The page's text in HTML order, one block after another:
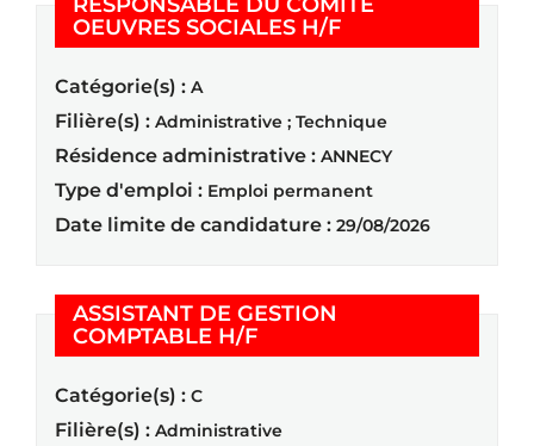
RESPONSABLE DU COMITE
OEUVRES SOCIALES H/F(Nouvelle
Catégorie(s) : A
Filière(s) : Administrative ; Technique
Résidence administrative : ANNECY
Type d'emploi : Emploi permanent
Date limite de candidature : 29/08/2026
ASSISTANT DE GESTION
COMPTABLE H/F(Nouvelle fenêtre)
Catégorie(s) : C
Filière(s) : Administrative